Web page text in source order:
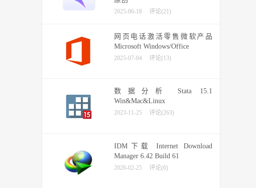
2025-06-18 评论(21)
网页电话激活零售微软产品
Microsoft Windows/Office
2025-07-04 评论(13)
数据分析 Stata 15.1
Win&Mac&Linux
2023-11-25 评论(263)
IDM下载 Internet Download
Manager 6.42 Build 61
2026-02-25 评论(6)